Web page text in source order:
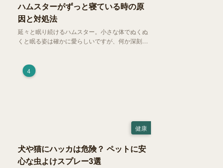
ハムスターがずっと寝ている時の原
因と対処法
延々と眠り続けるハムスター。小さな体でぬくぬ
くと眠る姿は確かに愛らしいですが、何か深刻な
常範囲やぐったりしている場合の見分け方、安心
できる環境づくり についてご紹介します。
4
健康
犬や猫にハッカは危険？ ペットに安
心な虫よけスプレー3選